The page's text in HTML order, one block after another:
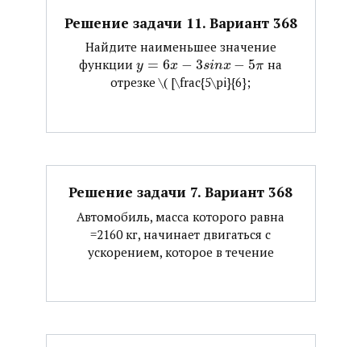
Решение задачи 11. Вариант 368
Найдите наименьшее значение
функции ​ y = 6x − 3sinx − 5π ​ на
отрезке ​\( [\frac{5\pi}{6};
Решение задачи 7. Вариант 368
Автомобиль, масса которого равна
=2160 кг, начинает двигаться с
ускорением, которое в течение